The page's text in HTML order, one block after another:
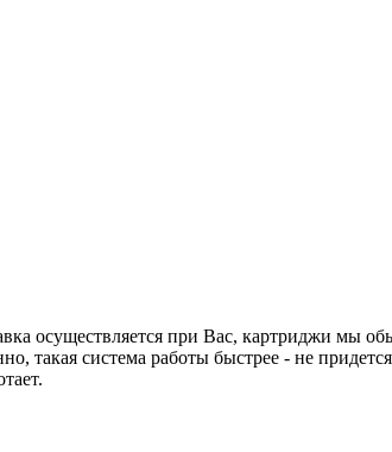
осуществляется при Вас, картриджи мы
такая система работы быстрее - не